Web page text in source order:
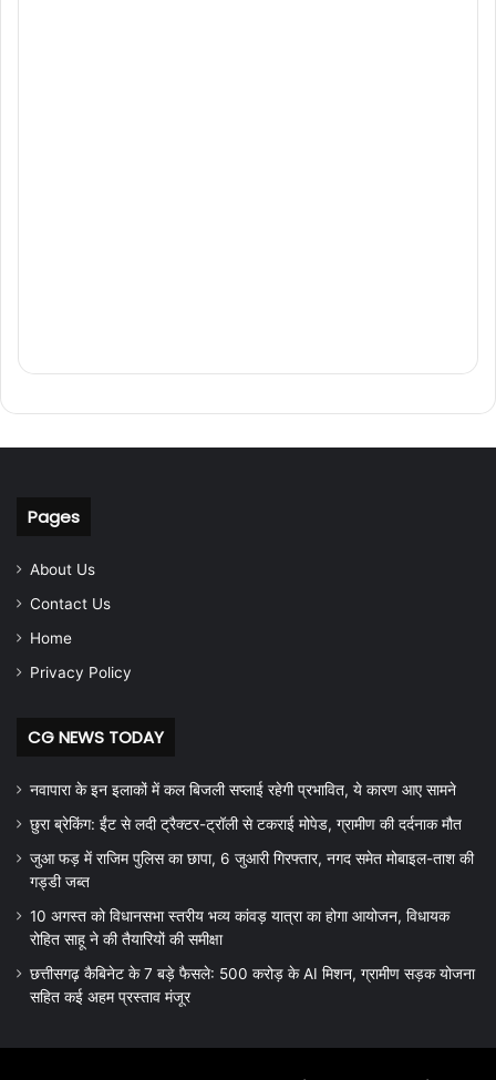
Pages
About Us
Contact Us
Home
Privacy Policy
CG NEWS TODAY
नवापारा के इन इलाकों में कल बिजली सप्लाई रहेगी प्रभावित, ये कारण आए सामने
छुरा ब्रेकिंग: ईंट से लदी ट्रैक्टर-ट्रॉली से टकराई मोपेड, ग्रामीण की दर्दनाक मौत
जुआ फड़ में राजिम पुलिस का छापा, 6 जुआरी गिरफ्तार, नगद समेत मोबाइल-ताश की
गड्डी जब्त
10 अगस्त को विधानसभा स्तरीय भव्य कांवड़ यात्रा का होगा आयोजन, विधायक
रोहित साहू ने की तैयारियों की समीक्षा
छत्तीसगढ़ कैबिनेट के 7 बड़े फैसले: 500 करोड़ के AI मिशन, ग्रामीण सड़क योजना
सहित कई अहम प्रस्ताव मंजूर